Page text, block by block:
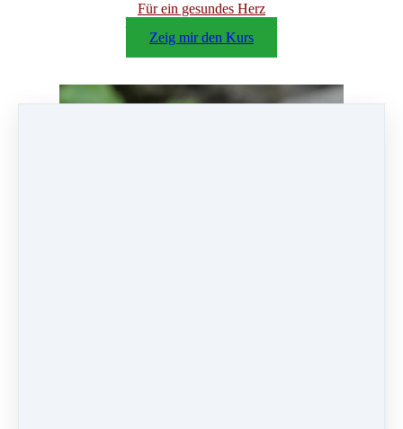
Für ein gesundes Herz
Blühen, strahlen, schenken
Zeig mir den Kurs